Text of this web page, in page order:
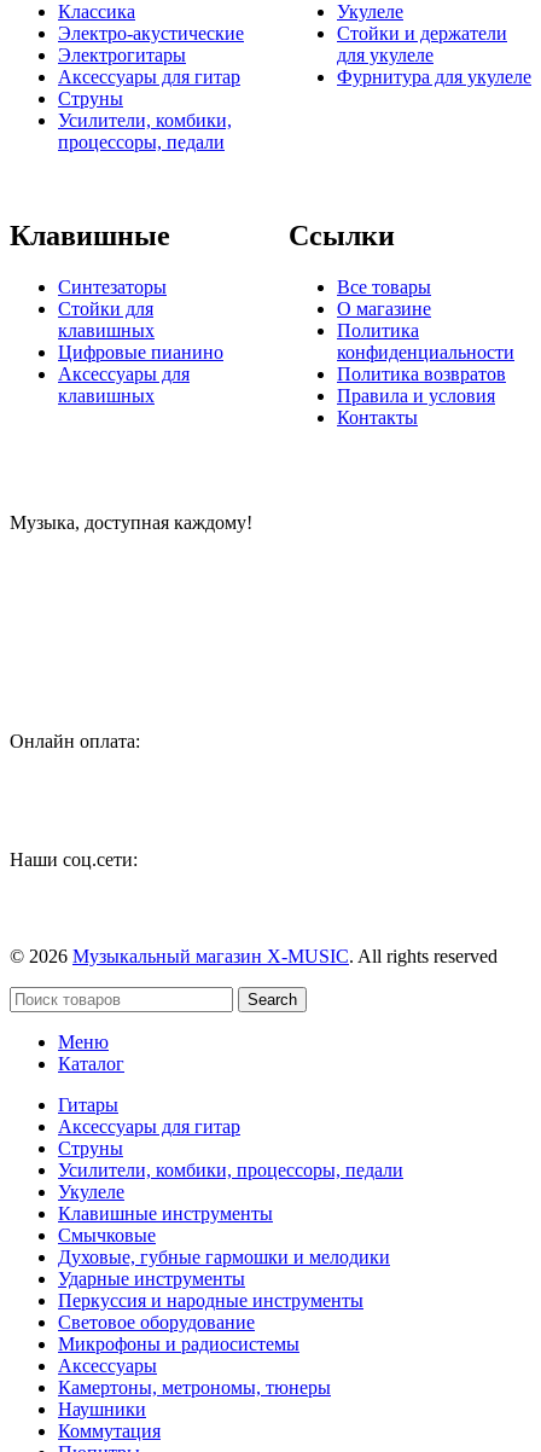
Классика
Электро-акустические
Электрогитары
Аксессуары для гитар
Струны
Усилители, комбики,
процессоры, педали
Укулеле
Стойки и держатели
для укулеле
Фурнитура для укулеле
Клавишные
Синтезаторы
Стойки для
клавишных
Цифровые пианино
Аксессуары для
клавишных
Ссылки
Все товары
О магазине
Политика
конфиденциальности
Политика возвратов
Правила и условия
Контакты
Музыка, доступная каждому!
Онлайн оплата:
Наши соц.сети:
© 2026 Музыкальный магазин X-MUSIC. All rights reserved
Search
Меню
Каталог
Гитары
Аксессуары для гитар
Струны
Усилители, комбики, процессоры, педали
Укулеле
Клавишные инструменты
Смычковые
Духовые, губные гармошки и мелодики
Ударные инструменты
Перкуссия и народные инструменты
Световое оборудование
Микрофоны и радиосистемы
Аксессуары
Камертоны, метрономы, тюнеры
Наушники
Коммутация